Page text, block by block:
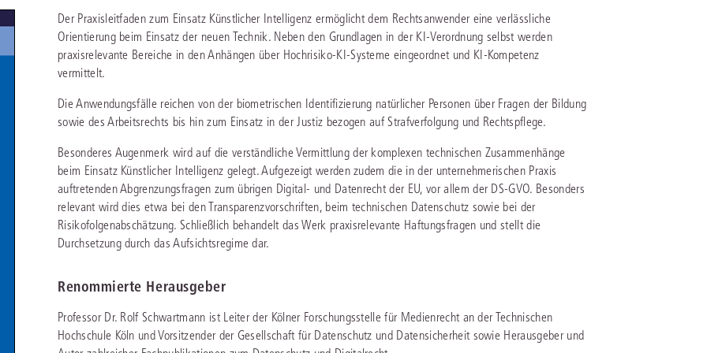
Finden Sie Lösungen und Inhalte, die zu Ihrem Fachgebiet passen.
Arbeitsrecht
Bankrecht
Compliance
Datenschutzrecht
Erbrecht
Familienrecht
Handels- und Gesellschaftsrecht
Insolvenzrecht
IT-und Medienrecht
Notare
Öffentliches Recht
Sozialrecht
Steuerrecht
Strafrecht
Versicherungsrecht
Wettbewerbs- und
JURIS BUSINESS
Praxisnah und intuitiv: Schutz vor rechtlichen
und Steuerberater.
mehr erfahren
JURIS AKADEMIE
wichtigen Fachgebieten.
mehr erfahren
für eine erste Produktempfehlung.
Vereine und Verbände
Unternehmen
Studium und Hochschule
WEITERE SERVICES
Downloads
Veranstaltungen
juris PraxisReporte
(Mo-Fr 8-18 Uhr).
Der Praxisleitfaden zum Einsatz Künstlicher Intelligenz ermöglicht dem Rechtsanwender eine verlässliche
Orientierung beim Einsatz der neuen Technik. Neben den Grundlagen in der KI-Verordnung selbst werden
praxisrelevante Bereiche in den Anhängen über Hochrisiko-KI-Systeme eingeordnet und KI-Kompetenz
vermittelt.
Die Anwendungsfälle reichen von der biometrischen Identifizierung natürlicher Personen über Fragen der Bildung
sowie des Arbeitsrechts bis hin zum Einsatz in der Justiz bezogen auf Strafverfolgung und Rechtspflege.
Besonderes Augenmerk wird auf die verständliche Vermittlung der komplexen technischen Zusammenhänge
beim Einsatz Künstlicher Intelligenz gelegt. Aufgezeigt werden zudem die in der unternehmerischen Praxis
auftretenden Abgrenzungsfragen zum übrigen Digital- und Datenrecht der EU, vor allem der DS-GVO. Besonders
relevant wird dies etwa bei den Transparenzvorschriften, beim technischen Datenschutz sowie bei der
Risikofolgenabschätzung. Schließlich behandelt das Werk praxisrelevante Haftungsfragen und stellt die
Durchsetzung durch das Aufsichtsregime dar.
Renommierte Herausgeber
Professor Dr. Rolf Schwartmann ist Leiter der Kölner Forschungsstelle für Medienrecht an der Technischen
Hochschule Köln und Vorsitzender der Gesellschaft für Datenschutz und Datensicherheit sowie Herausgeber und